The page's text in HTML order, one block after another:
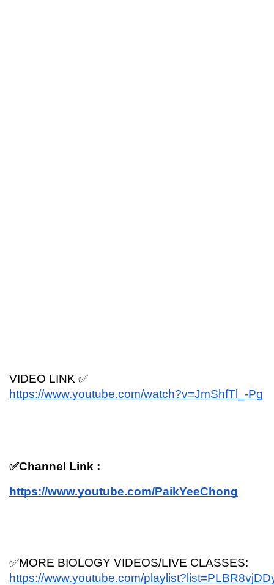
VIDEO LINK ✅
https://www.youtube.com/watch?v=JmShfTl_-Pg
✅Channel Link :
https://www.youtube.com/PaikYeeChong
✅MORE BIOLOGY VIDEOS/LIVE CLASSES:
https://www.youtube.com/